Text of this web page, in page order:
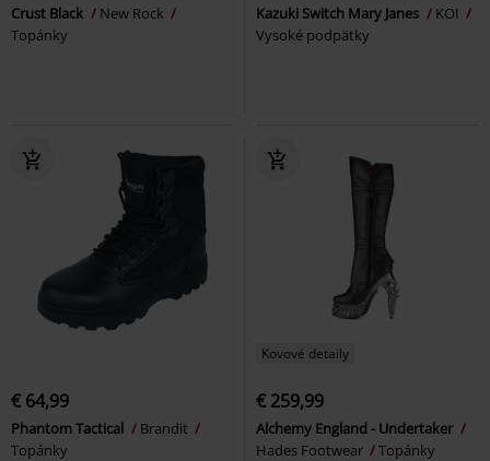
Crust Black
New Rock
Topánky
Kazuki Switch Mary Janes
KOI
Vysoké podpätky
€ 64,99
Phantom Tactical
Brandit
Topánky
Kovové detaily
€ 259,99
Alchemy England - Undertaker
Hades Footwear
Topánky